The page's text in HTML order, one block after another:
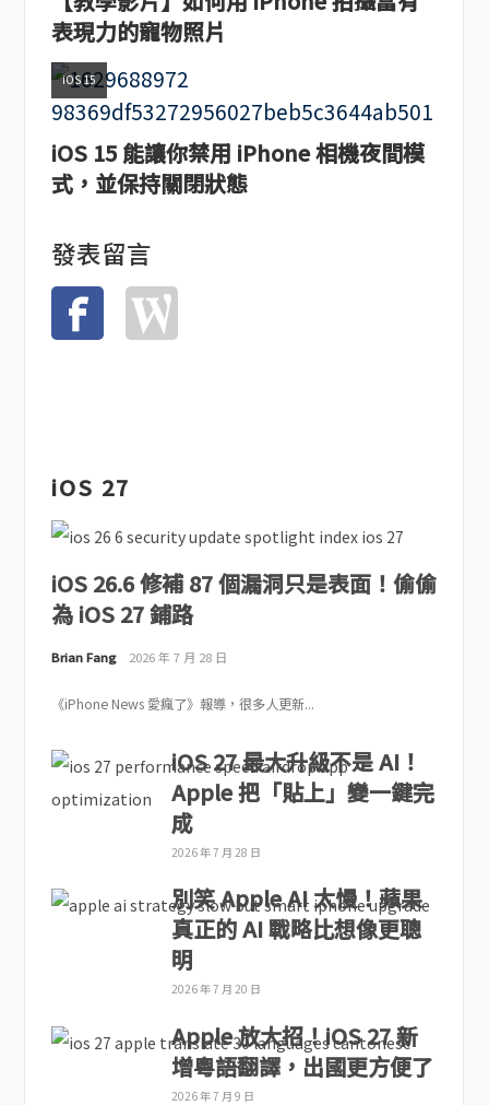
表現力的寵物照片
iOS 15
iOS 15 能讓你禁用 iPhone 相機夜間模
式，並保持關閉狀態
發表留言
iOS 27
iOS 26.6 修補 87 個漏洞只是表面！偷偷
為 iOS 27 鋪路
Brian Fang 2026 年 7 月 28 日
《iPhone News 愛瘋了》報導，很多人更新...
iOS 27 最大升級不是 AI！
Apple 把「貼上」變一鍵完
成
2026 年 7 月 28 日
別笑 Apple AI 太慢！蘋果
真正的 AI 戰略比想像更聰
明
2026 年 7 月 20 日
Apple 放大招！iOS 27 新
增粵語翻譯，出國更方便了
2026 年 7 月 9 日